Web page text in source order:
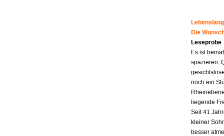
Die
Leseprobe
Es ist
spazieren.
noch ein
liegende
Seit 41
kleiner
besser